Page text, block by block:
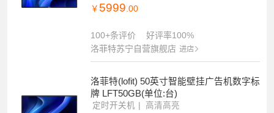
￥ 5999 .00
100+条评价
好评率100%
洛菲特苏宁自营旗舰店 进店
洛菲特(lofit) 50英寸智能壁挂广告机数字标
牌 LFT50GB(单位:台)
定时开关机 高清高亮